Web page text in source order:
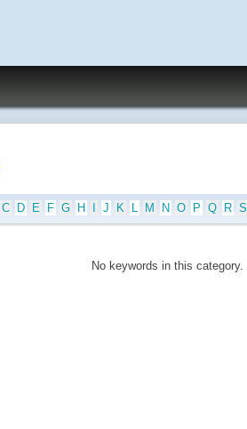
C D E F G H J K L M N O P Q R S
No keywords in this category.